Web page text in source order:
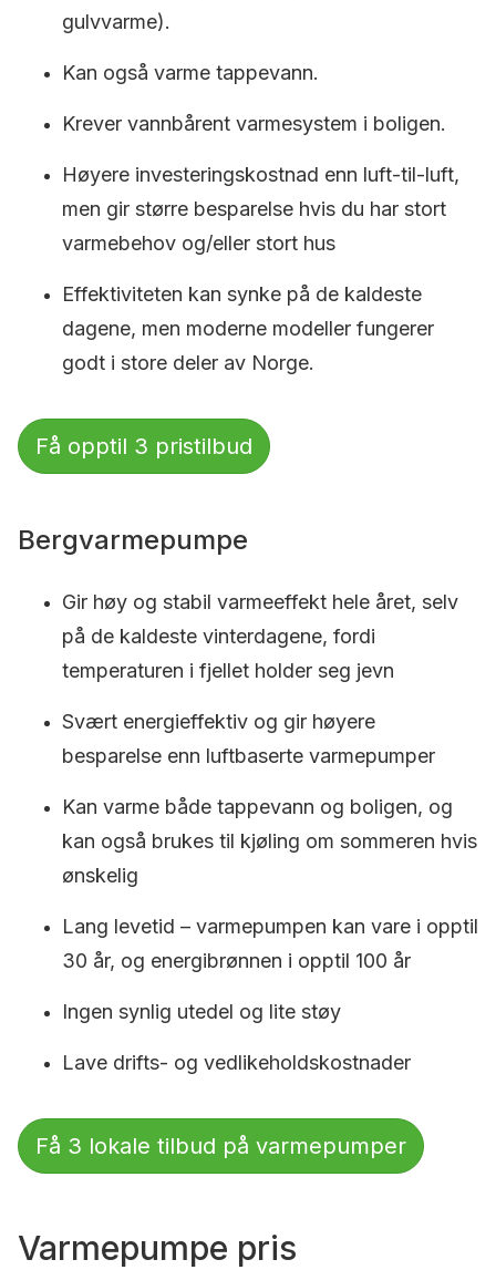
gulvvarme).
Kan også varme tappevann.
Krever vannbårent varmesystem i boligen.
Høyere investeringskostnad enn luft-til-luft,
men gir større besparelse hvis du har stort
varmebehov og/eller stort hus
Effektiviteten kan synke på de kaldeste
dagene, men moderne modeller fungerer
godt i store deler av Norge.
Få opptil 3 pristilbud
Bergvarmepumpe
Gir høy og stabil varmeeffekt hele året, selv
på de kaldeste vinterdagene, fordi
temperaturen i fjellet holder seg jevn
Svært energieffektiv og gir høyere
besparelse enn luftbaserte varmepumper
Kan varme både tappevann og boligen, og
kan også brukes til kjøling om sommeren hvis
ønskelig
Lang levetid – varmepumpen kan vare i opptil
30 år, og energibrønnen i opptil 100 år
Ingen synlig utedel og lite støy
Lave drifts- og vedlikeholdskostnader
Få 3 lokale tilbud på varmepumper
Varmepumpe pris